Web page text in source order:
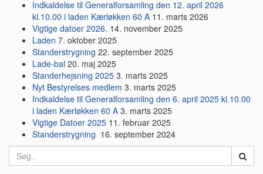
Indkaldelse til Generalforsamling den 12. april 2026
kl.10.00 i laden Kærløkken 60 A 11. marts 2026
Vigtige datoer 2026. 14. november 2025
Laden 7. oktober 2025
Standerstrygning 22. september 2025
Lade-bal 20. maj 2025
Standerhejsning 2025 3. marts 2025
Nyt Bestyrelses medlem 3. marts 2025
Indkaldelse til Generalforsamling den 6. april 2025 kl.10.00
i laden Kærløkken 60 A 3. marts 2025
Vigtige Datoer 2025 11. februar 2025
Standerstrygning 16. september 2024
Search
for: